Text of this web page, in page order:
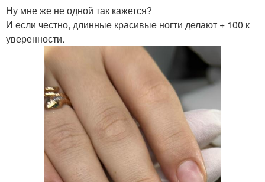
Ну мне же не одной так кажется?
И если честно, длинные красивые ногти делают + 100 к
уверенности.